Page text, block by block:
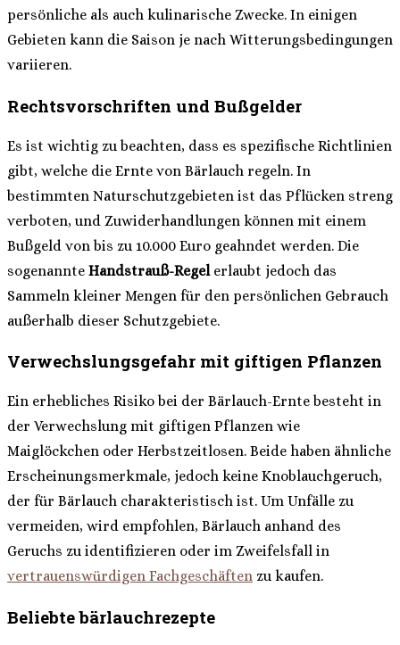
persönliche als auch kulinarische Zwecke. In einigen
Gebieten kann die Saison je nach Witterungsbedingungen
variieren.
Rechtsvorschriften und Bußgelder
Es ist wichtig zu beachten, dass es spezifische Richtlinien
gibt, welche die Ernte von Bärlauch regeln. In
bestimmten Naturschutzgebieten ist das Pflücken streng
verboten, und Zuwiderhandlungen können mit einem
Bußgeld von bis zu 10.000 Euro geahndet werden. Die
sogenannte Handstrauß-Regelerlaubt jedoch das
Sammeln kleiner Mengen für den persönlichen Gebrauch
außerhalb dieser Schutzgebiete.
Verwechslungsgefahr mit giftigen Pflanzen
Ein erhebliches Risiko bei der Bärlauch-Ernte besteht in
der Verwechslung mit giftigen Pflanzen wie
Maiglöckchen oder Herbstzeitlosen. Beide haben ähnliche
Erscheinungsmerkmale, jedoch keine Knoblauchgeruch,
der für Bärlauch charakteristisch ist. Um Unfälle zu
vermeiden, wird empfohlen, Bärlauch anhand des
Geruchs zu identifizieren oder im Zweifelsfall in
vertrauenswürdigen Fachgeschäften zu kaufen.
Beliebte bärlauchrezepte